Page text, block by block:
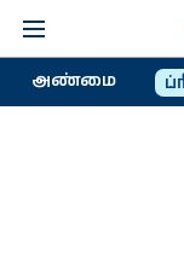
அண்மை